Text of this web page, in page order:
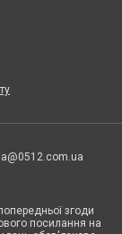
згоди
посилання на